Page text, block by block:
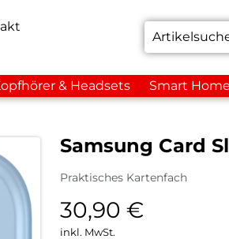
& Headsets Smart
Samsung Card
Praktisches Kartenfach
30,90 €
inkl. MwSt.